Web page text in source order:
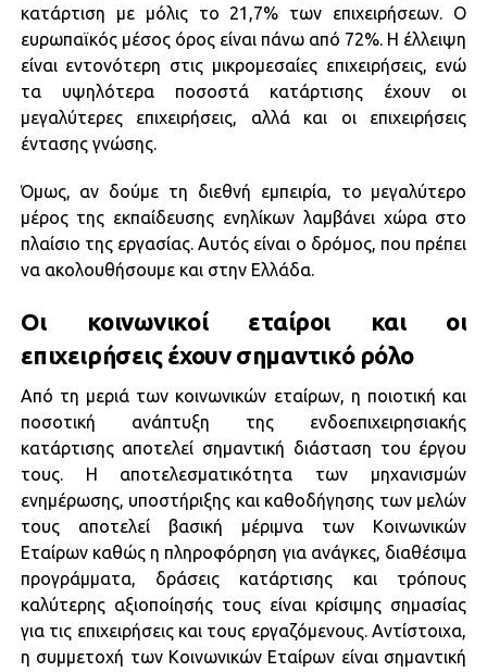
κατάρτιση με μόλις το 21,7% των επιχειρήσεων. Ο
ευρωπαϊκός μέσος όρος είναι πάνω από 72%. Η έλλειψη
είναι εντονότερη στις μικρομεσαίες επιχειρήσεις, ενώ
τα υψηλότερα ποσοστά κατάρτισης έχουν οι
μεγαλύτερες επιχειρήσεις, αλλά και οι επιχειρήσεις
έντασης γνώσης.
Όμως, αν δούμε τη διεθνή εμπειρία, το μεγαλύτερο
μέρος της εκπαίδευσης ενηλίκων λαμβάνει χώρα στο
πλαίσιο της εργασίας. Αυτός είναι ο δρόμος, που πρέπει
να ακολουθήσουμε και στην Ελλάδα.
Οι κοινωνικοί εταίροι και οι
επιχειρήσεις έχουν σημαντικό ρόλο
Από τη μεριά των κοινωνικών εταίρων, η ποιοτική και
ποσοτική ανάπτυξη της ενδοεπιχειρησιακής
κατάρτισης αποτελεί σημαντική διάσταση του έργου
τους. Η αποτελεσματικότητα των μηχανισμών
ενημέρωσης, υποστήριξης και καθοδήγησης των μελών
τους αποτελεί βασική μέριμνα των Κοινωνικών
Εταίρων καθώς η πληροφόρηση για ανάγκες, διαθέσιμα
προγράμματα, δράσεις κατάρτισης και τρόπους
καλύτερης αξιοποίησής τους είναι κρίσιμης σημασίας
για τις επιχειρήσεις και τους εργαζόμενους. Αντίστοιχα,
η συμμετοχή των Κοινωνικών Εταίρων είναι σημαντική